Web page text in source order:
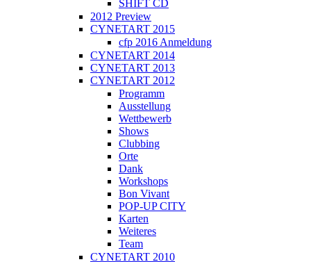
SHIFT CD
2012 Preview
CYNETART 2015
cfp 2016 Anmeldung
CYNETART 2014
CYNETART 2013
CYNETART 2012
Programm
Ausstellung
Wettbewerb
Shows
Clubbing
Orte
Dank
Workshops
Bon Vivant
POP-UP CITY
Karten
Weiteres
Team
CYNETART 2010